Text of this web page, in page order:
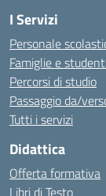
I Servizi
Personale
Famiglie e studenti
Percorsi di studio
Passaggio da/
Tutti i servizi
Didattica
Offerta formativa
Libri di Testo